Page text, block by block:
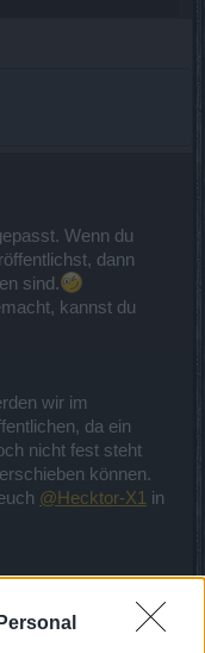
Wenn du
dann
sind.
kannst du
wir im
da ein
nicht fest steht
können.
@Hecktor-X1 in
Beitrag etwas